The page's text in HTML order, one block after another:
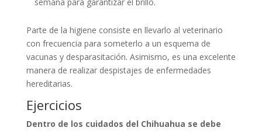
Parte de la higiene consiste en llevarlo al veterinario
con frecuencia para someterlo a un esquema de
vacunas y desparasitación. Asimismo, es una excelente
manera de realizar despistajes de enfermedades
hereditarias.
Ejercicios
Dentro de los cuidados del Chihuahua se debe